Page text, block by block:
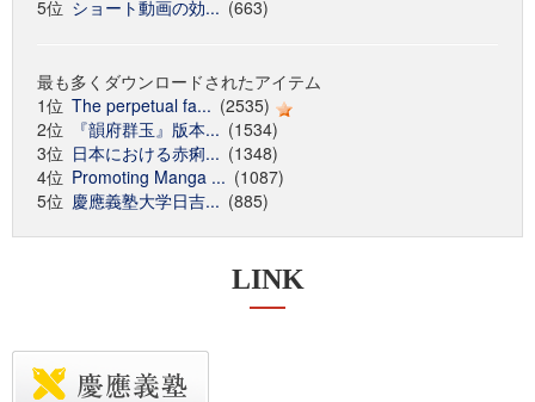
5位 ショート動画の効... (663)
最も多くダウンロードされたアイテム
1位 The perpetual fa... (2535)
2位
『韻府群玉』版本... (1534)
3位 日本における赤痢... (1348)
4位 Promoting Manga ... (1087)
5位 慶應義塾大学日吉... (885)
LINK